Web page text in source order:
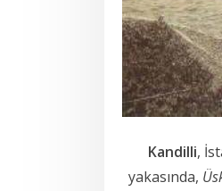
Kandilli,
yakasında,